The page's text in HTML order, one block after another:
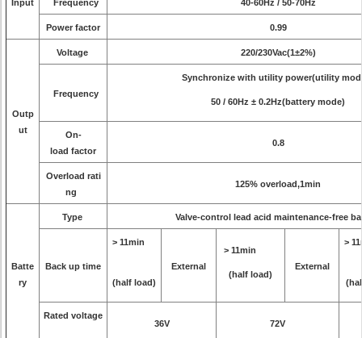
Input Frequency 40-60Hz / 50-70Hz
Power factor 0.99
Outp
ut
Voltage 220/230Vac(1±2%)
Frequency
Synchronize with utility power(utility
50 / 60Hz ± 0.2Hz(battery mode)
On-
load factor
0.8
Overload rati
ng
125% overload,1min
Batte
ry
Type Valve-control lead acid maintenance-free
Back up time
> 11min
(half load)
External
> 11min
(half load)
External
>
Rated voltage
36V
72V